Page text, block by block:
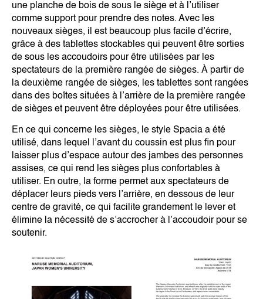
une planche de bois de sous le siège et à l’utiliser
comme support pour prendre des notes. Avec les
nouveaux sièges, il est beaucoup plus facile d’écrire,
grâce à des tablettes stockables qui peuvent être sorties
de sous les accoudoirs pour être utilisées par les
spectateurs de la première rangée de sièges. À partir de
la deuxième rangée de sièges, les tablettes sont rangées
dans des boîtes situées à l’arrière de la première rangée
de sièges et peuvent être déployées pour être utilisées.
En ce qui concerne les sièges, le style Spacia a été
utilisé, dans lequel l’avant du coussin est plus fin pour
laisser plus d’espace autour des jambes des personnes
assises, ce qui rend les sièges plus confortables à
utiliser. En outre, la forme permet aux spectateurs de
déplacer leurs pieds vers l’arrière, en dessous de leur
centre de gravité, ce qui facilite grandement le lever et
élimine la nécessité de s’accrocher à l’accoudoir pour se
soutenir.